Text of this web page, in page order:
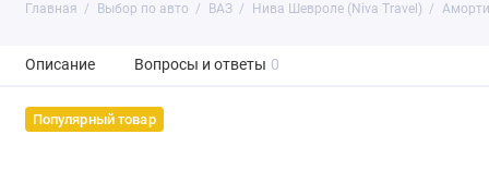
Главная Выбор по авто ВАЗ Нива Шевроле (Niva Travel)
Описание Вопросы и ответы 0
Популярный товар